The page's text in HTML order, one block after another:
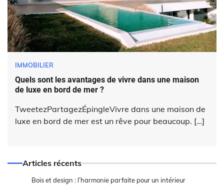
IMMOBILIER
Quels sont les avantages de vivre dans une maison
de luxe en bord de mer ?
TweetezPartagezÉpingleVivre dans une maison de
luxe en bord de mer est un rêve pour beaucoup. […]
Articles récents
Bois et design : l’harmonie parfaite pour un intérieur